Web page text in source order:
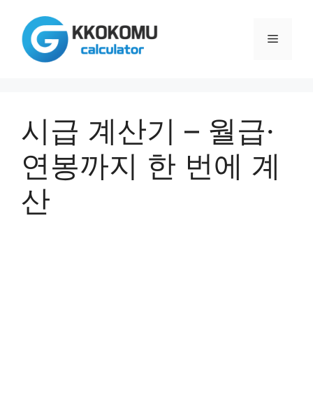
메
시급 계산기 – 월급·
연봉까지 한 번에 계
산